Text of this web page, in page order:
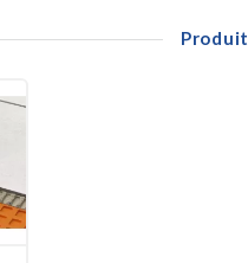
ventiler rapidement le mortier-
de carreaux de céramique et